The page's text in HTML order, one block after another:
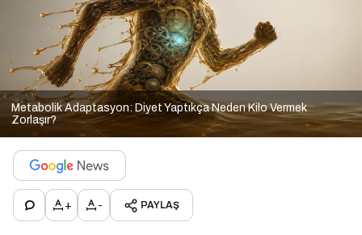
Metabolik Adaptasyon: Diyet Yaptıkça Neden Kilo Vermek
Zorlaşır?
+ - PAYLAŞ